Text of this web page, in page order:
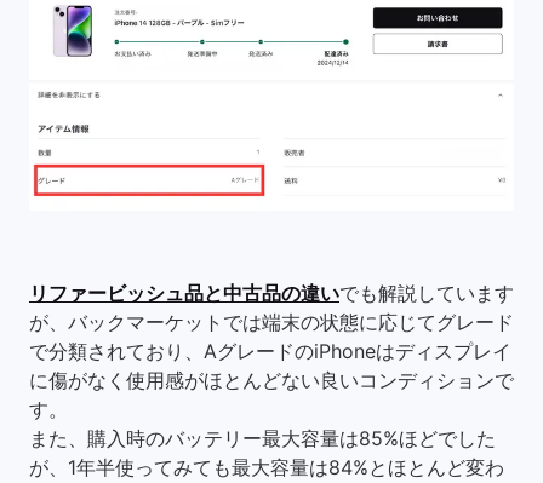
リファービッシュ品と中古品の違いでも解説しています
が、バックマーケットでは端末の状態に応じてグレード
で分類されており、AグレードのiPhoneはディスプレイ
に傷がなく使用感がほとんどない良いコンディションで
す。
また、購入時のバッテリー最大容量は85%ほどでした
が、1年半使ってみても最大容量は84%とほとんど変わ